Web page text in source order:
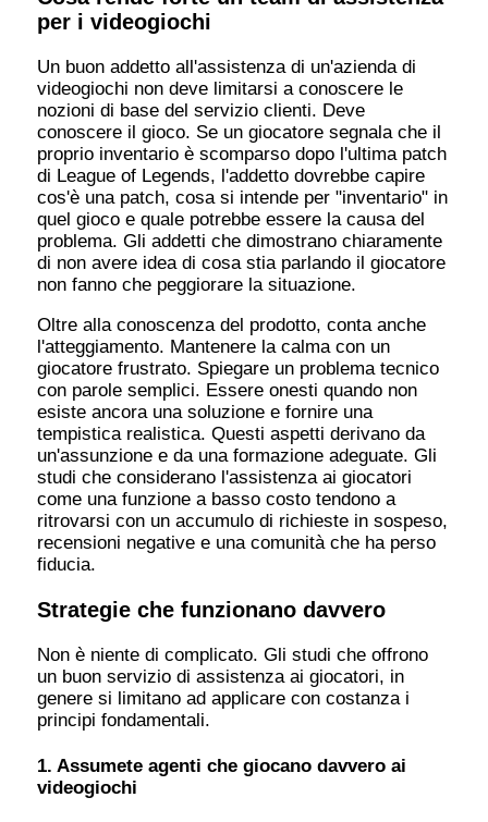
per i videogiochi
Un buon addetto all'assistenza di un'azienda di
videogiochi non deve limitarsi a conoscere le
nozioni di base del servizio clienti. Deve
conoscere il gioco. Se un giocatore segnala che il
proprio inventario è scomparso dopo l'ultima patch
di League of Legends, l'addetto dovrebbe capire
cos'è una patch, cosa si intende per "inventario" in
quel gioco e quale potrebbe essere la causa del
problema. Gli addetti che dimostrano chiaramente
di non avere idea di cosa stia parlando il giocatore
non fanno che peggiorare la situazione.
Oltre alla conoscenza del prodotto, conta anche
l'atteggiamento. Mantenere la calma con un
giocatore frustrato. Spiegare un problema tecnico
con parole semplici. Essere onesti quando non
esiste ancora una soluzione e fornire una
tempistica realistica. Questi aspetti derivano da
un'assunzione e da una formazione adeguate. Gli
studi che considerano l'assistenza ai giocatori
come una funzione a basso costo tendono a
ritrovarsi con un accumulo di richieste in sospeso,
recensioni negative e una comunità che ha perso
fiducia.
Strategie che funzionano davvero
Non è niente di complicato. Gli studi che offrono
un buon servizio di assistenza ai giocatori, in
genere si limitano ad applicare con costanza i
principi fondamentali.
1. Assumete agenti che giocano davvero ai
videogiochi